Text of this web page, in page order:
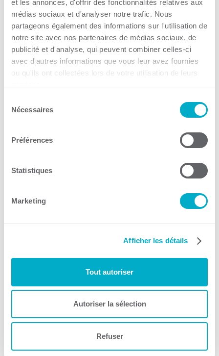
et les annonces, d'offrir des fonctionnalités relatives aux
médias sociaux et d'analyser notre trafic. Nous
partageons également des informations sur l'utilisation de
notre site avec nos partenaires de médias sociaux, de
publicité et d'analyse, qui peuvent combiner celles-ci
avec d'autres informations que vous leur avez fournies
ou qu'ils ont collectées lors de votre utilisation de leurs
Nécessaires
Préférences
Statistiques
Marketing
Afficher les détails
Tout autoriser
Autoriser la sélection
Refuser
Consulter le site Web
Construction
APCHQ Mauricie –
Lanaudière
Consulter le site Web